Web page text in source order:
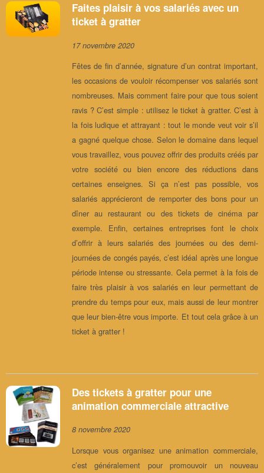
Faites plaisir à vos salariés avec un
ticket à gratter
17 novembre 2020
Fêtes de fin d’année, signature d’un contrat important,
les occasions de vouloir récompenser vos salariés sont
nombreuses. Mais comment faire pour que tous soient
ravis ? C’est simple : utilisez le ticket à gratter. C’est à
la fois ludique et attrayant : tout le monde veut voir s’il
a gagné quelque chose. Selon le domaine dans lequel
vous travaillez, vous pouvez offrir des produits créés par
votre société ou bien encore des réductions dans
certaines enseignes. Si ça n’est pas possible, vos
salariés apprécieront de remporter des bons pour un
dîner au restaurant ou des tickets de cinéma par
exemple. Enfin, certaines entreprises font le choix
d’offrir à leurs salariés des journées ou des demi-
journées de congés payés, c’est idéal après une longue
période intense ou stressante. Cela permet à la fois de
faire très plaisir à vos salariés en leur permettant de
prendre du temps pour eux, mais aussi de leur montrer
que leur bien-être vous importe. Et tout cela grâce à un
ticket à gratter !
Des tickets à gratter pour une
animation commerciale attractive
8 novembre 2020
Lorsque vous organisez une animation commerciale,
c’est généralement pour promouvoir un nouveau